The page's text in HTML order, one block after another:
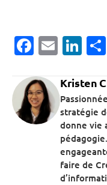
Facebook
Email
Kristen
stratégie
donne vie
faire de